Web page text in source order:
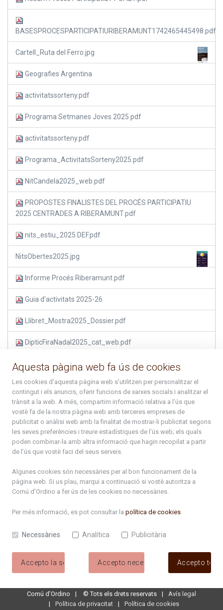
BASESPROCESPARTICIPATIURIBERAMUNT1742465445498.pdf
Cartell_Ruta del Ferro.jpg
Geografies Argentina
activitatssorteny.pdf
Programa Setmanes Joves 2025.pdf
activitatssorteny.pdf
Programa_ActivitatsSorteny2025.pdf
NitCandela2025_web.pdf
PROPOSTES FINALISTES DEL PROCÉS PARTICIPATIU
2025 CENTRADES A RIBERAMUNT.pdf
nits_estiu_2025 DEF.pdf
NitsObertes2025.jpg
Informe Procés Riberamunt.pdf
Guia d'activitats 2025-26
Llibret_Mostra2025_Dossier.pdf
DipticFiraNadal2025_cat_web.pdf
Nadal2025-26_web.pdf
Calendari busos Arcalís.pdf
ciclecinema2026.pdf
Programa_Cota1300_2026.pdf
Carnaval 2026
Diada Bateig. Planning Comú Ordino.pdf
Programa_FiraVermut_2026_web.pdf
Setmanes joves 2026_Fullet DIGITAL.pdf
setmanes_joves_2026.pdf
Aquesta pàgina web fa ús de cookies
Les cookies d’aquesta pàgina web s’utilitzen per personalitzar el
contingut i els anuncis, oferir funcions de xarxes socials i analitzar el
trànsit a la web. A més, compartim informació relativa a l’ús que
vostè fa de la nostra pàgina web amb terceres empreses de
publicitat o anàlisi web amb la finalitat de mostrar-li publicitat segons
les seves preferències i treure estadístiques de l’ús web; els quals
poden combinar-la amb altra informació que hagin recopilat a partir
de l’ús que vostè faci del seus serveis.
Algunes cookies són necessàries per al bon funcionament de la
pàgina web. Si us plau, marqui a continuació si vostè autoritza a
Comú d'Ordino a fer ús de les cookies no necessàries.
Per més informació, es pot consultar la política de cookies.
Necessàries Analítica Publicitària
Accepto la selecció Accepto necessàries Accepto
Comú d'Ordino ©Tots els drets reservats
Avís legal
Política de privacitat
Política de cookies